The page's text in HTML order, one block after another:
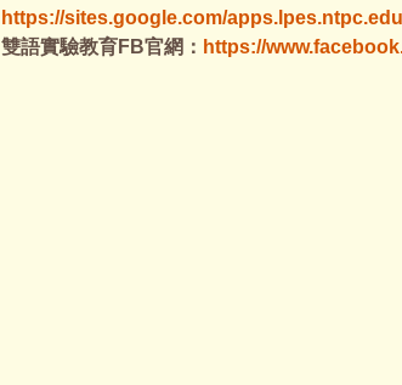
https://sites.google.com/
雙語實驗教育FB官網： https://